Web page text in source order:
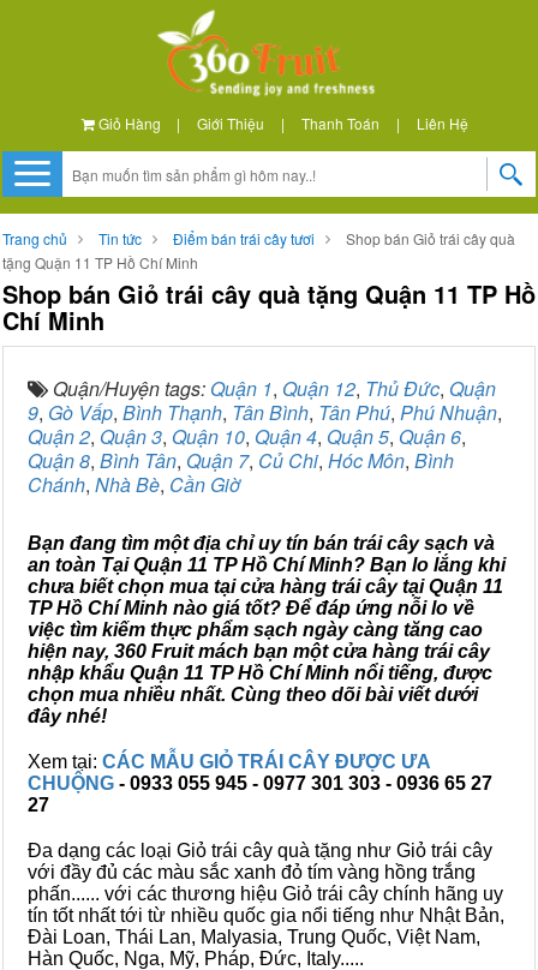
Giỏ Hàng | Giới Thiệu | Thanh Toán | Liên Hệ
Trang chủ Tin tức Điểm bán trái cây tươi
Shop bán Giỏ trái cây quà
tặng Quận 11 TP Hồ Chí Minh
Shop bán Giỏ trái cây quà tặng Quận 11 TP Hồ
Chí Minh
Quận/Huyện tags: Quận 1, Quận 12, Thủ Đức, Quận
9, Gò Vấp, Bình Thạnh, Tân Bình, Tân Phú, Phú Nhuận,
Quận 2, Quận 3, Quận 10, Quận 4, Quận 5, Quận 6,
Quận 8, Bình Tân, Quận 7, Củ Chi, Hóc Môn, Bình
Chánh, Nhà Bè, Cần Giờ
Bạn đang tìm một địa chỉ uy tín bán trái cây sạch và
an toàn Tại Quận 11 TP Hồ Chí Minh? Bạn lo lắng khi
chưa biết chọn mua tại cửa hàng trái cây tại Quận 11
TP Hồ Chí Minh nào giá tốt? Để đáp ứng nỗi lo về
việc tìm kiếm thực phẩm sạch ngày càng tăng cao
hiện nay, 360 Fruit mách bạn một cửa hàng trái cây
nhập khẩu Quận 11 TP Hồ Chí Minh nổi tiếng, được
chọn mua nhiều nhất. Cùng theo dõi bài viết dưới
đây nhé!
Xem tại: CÁC MẪU GIỎ TRÁI CÂY ĐƯỢC ƯA
CHUỘNG - 0933 055 945 - 0977 301 303 - 0936 65 27
27
Đa dạng các loại Giỏ trái cây quà tặng như Giỏ trái cây
với đầy đủ các màu sắc xanh đỏ tím vàng hồng trắng
phấn...... với các thương hiệu Giỏ trái cây chính hãng uy
tín tốt nhất tới từ nhiều quốc gia nổi tiếng như Nhật Bản,
Đài Loan, Thái Lan, Malyasia, Trung Quốc, Việt Nam,
Hàn Quốc, Nga, Mỹ, Pháp, Đức, Italy.....